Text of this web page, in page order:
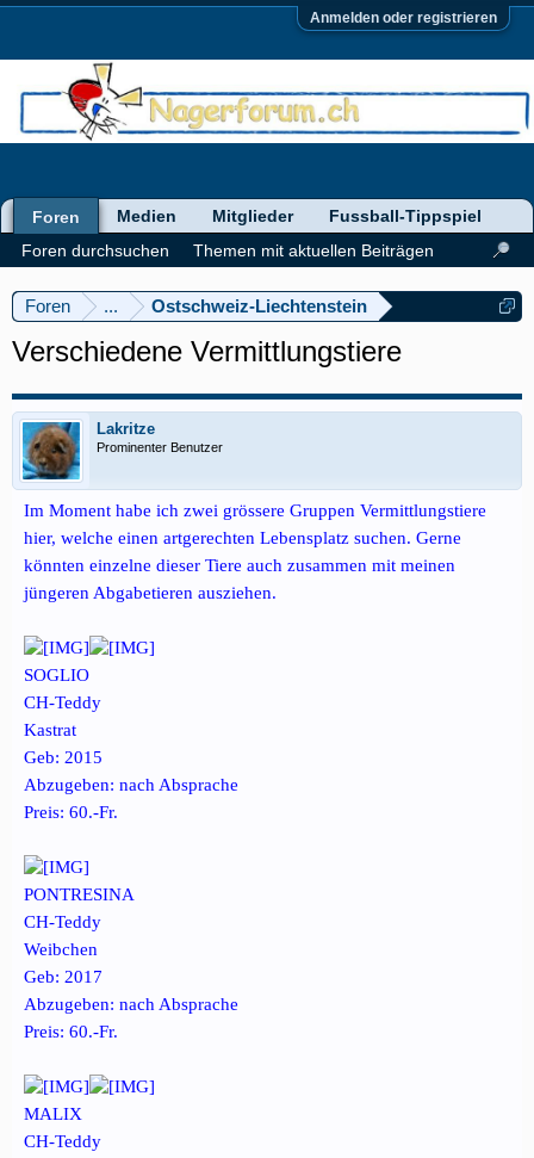
Anmelden oder registrieren
Foren ... Ostschweiz-Liechtenstein
Verschiedene Vermittlungstiere
Lakritze
Prominenter Benutzer
Im Moment habe ich zwei grössere Gruppen Vermittlungstiere
hier, welche einen artgerechten Lebensplatz suchen. Gerne
könnten einzelne dieser Tiere auch zusammen mit meinen
jüngeren Abgabetieren ausziehen.
SOGLIO
CH-Teddy
Kastrat
Geb: 2015
Abzugeben: nach Absprache
Preis: 60.-Fr.
PONTRESINA
CH-Teddy
Weibchen
Geb: 2017
Abzugeben: nach Absprache
Preis: 60.-Fr.
MALIX
CH-Teddy
Foren
Foren durchsuchen
Themen mit aktuellen Beiträgen
Medien Mitglieder Fussball-Tippspiel